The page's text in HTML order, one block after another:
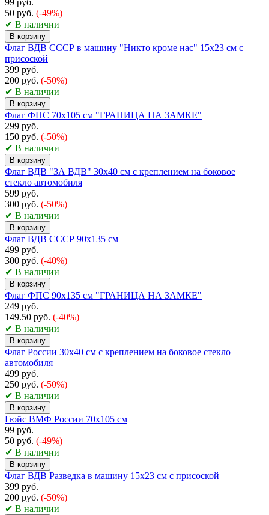
50 руб. (-49%)
✔ В наличии
В корзину
Флаг ВДВ СССР в машину "Никто кроме нас" 15x23 см с
присоской
399 руб.
200 руб. (-50%)
✔ В наличии
В корзину
Флаг ФПС 70х105 см "ГРАНИЦА НА ЗАМКЕ"
299 руб.
150 руб. (-50%)
✔ В наличии
В корзину
Флаг ВДВ "ЗА ВДВ" 30x40 см с креплением на боковое
стекло автомобиля
599 руб.
300 руб. (-50%)
✔ В наличии
В корзину
Флаг ВДВ СССР 90х135 см
499 руб.
300 руб. (-40%)
✔ В наличии
В корзину
Флаг ФПС 90х135 см "ГРАНИЦА НА ЗАМКЕ"
249 руб.
149.50 руб. (-40%)
✔ В наличии
В корзину
Флаг России 30х40 см с креплением на боковое стекло
автомобиля
499 руб.
250 руб. (-50%)
✔ В наличии
В корзину
Гюйс ВМФ России 70х105 см
99 руб.
50 руб. (-49%)
✔ В наличии
В корзину
Флаг ВДВ Разведка в машину 15x23 см с присоской
399 руб.
200 руб. (-50%)
✔ В наличии